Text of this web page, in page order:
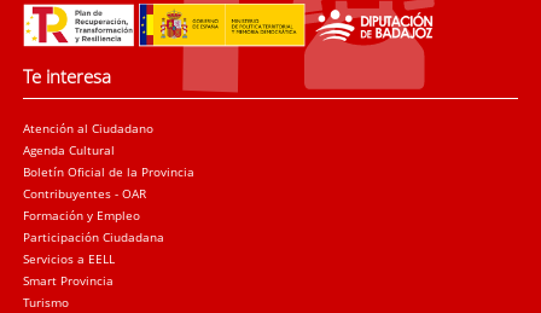
Te interesa
Atención al Ciudadano
Agenda Cultural
Boletín Oficial de la Provincia
Contribuyentes - OAR
Formación y Empleo
Participación Ciudadana
Servicios a EELL
Smart Provincia
Turismo